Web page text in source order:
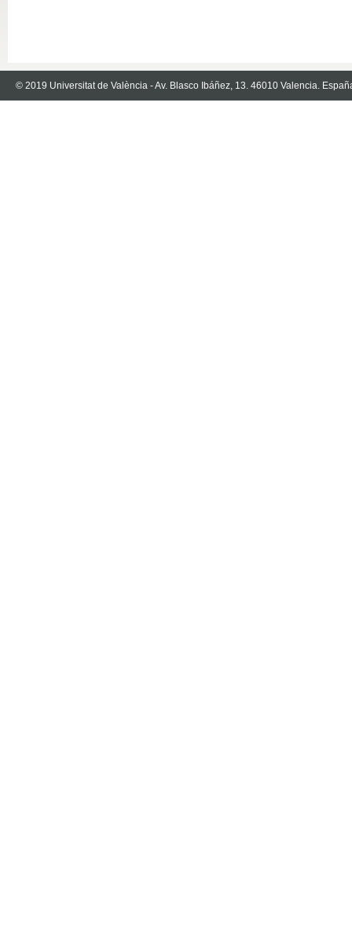
© 2019 Universitat de València - Av. Blasco Ibáñez, 13. 46010 Valencia.